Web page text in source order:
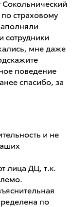
Сокольнический
страховому
мне даже
поведение
спасибо, за
и не
лица ДЦ, т.к.
по